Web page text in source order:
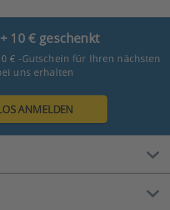
10 € geschenkt
€ -Gutschein für Ihren nächsten
uns erhalten
ANMELDEN